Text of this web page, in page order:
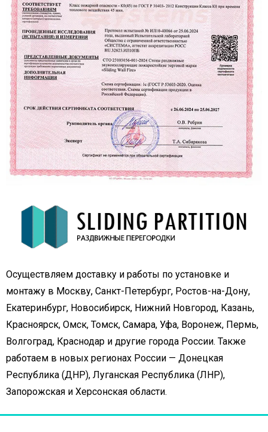
Осуществляем доставку и работы по установке и
монтажу в Москву, Санкт-Петербург, Ростов-на-Дону,
Екатеринбург, Новосибирск, Нижний Новгород, Казань,
Красноярск, Омск, Томск, Самара, Уфа, Воронеж, Пермь,
Волгоград, Краснодар и другие города России. Также
работаем в новых регионах России — Донецкая
Республика (ДНР), Луганская Республика (ЛНР),
Запорожская и Херсонская области.